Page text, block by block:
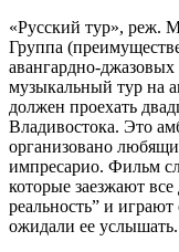
«Русский тур», реж.
Группа
авангардно-джазовых
музыкальный тур на
должен проехать
Владивостока. Это
организовано
импресарио. Фильм
которые заезжают
реальность” и
ожидали ее услышать.